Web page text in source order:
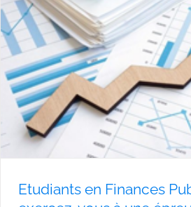
Etudiants en Finances